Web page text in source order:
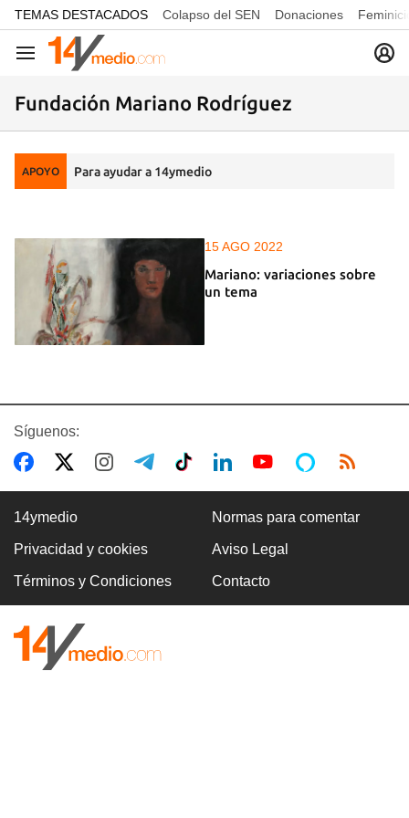
common.go-to-content
TEMAS DESTACADOS Colapso del SEN Donaciones
Navegación
Fundación Mariano Rodríguez
APOYO Para ayudar a 14ymedio
15 AGO 2022
Mariano: variaciones sobre
un tema
Síguenos:
14ymedio Normas para comentar
Privacidad y cookies Aviso Legal
Términos y Condiciones Contacto